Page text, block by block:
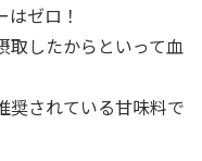
ゼロ！
取したからといって血
奨されている甘味料で